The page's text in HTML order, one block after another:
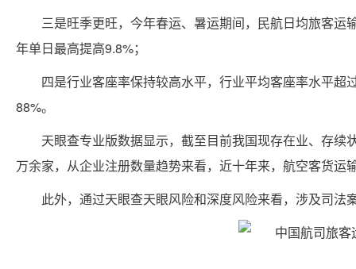
三是旺季更旺，今年春运、暑运期间，民航日均旅客
年单日最高提高9.8%；
四是行业客座率保持较高水平，行业平均客座率水平
88%。
天眼查专业版数据显示，截至目前我国现存在业、存
万余家，从企业注册数量趋势来看，近十年来，航空客货
此外，通过天眼查天眼风险和深度风险来看，涉及司